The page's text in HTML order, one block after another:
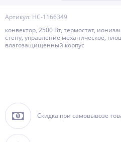
Артикул: НС-1166349
конвектор, 2500 Вт, термостат,
стену, управление механическое,
влагозащищенный корпус
Скидка при самовывозе